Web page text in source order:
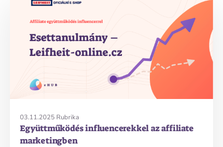
03.11.2025 Rubrika
Együttműködés influencerekkel az affiliate
marketingben